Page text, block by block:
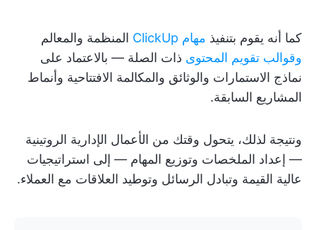
كما أنه يقوم بتنفيذ مهام ClickUp
المنظمة والمعالم
وقوالب تقويم المحتوى ذات الصلة — بالاعتماد على
نماذج الاستمارات والوثائق والمكالمة الافتتاحية وأنماط
المشاريع السابقة.
ونتيجة لذلك، يتحول وقتك من الأعمال الإدارية الروتينية
— إعداد الملخصات وتوزيع المهام — إلى استراتيجيات
عالية القيمة وتبادل الرسائل وتوطيد العلاقات مع العملاء.